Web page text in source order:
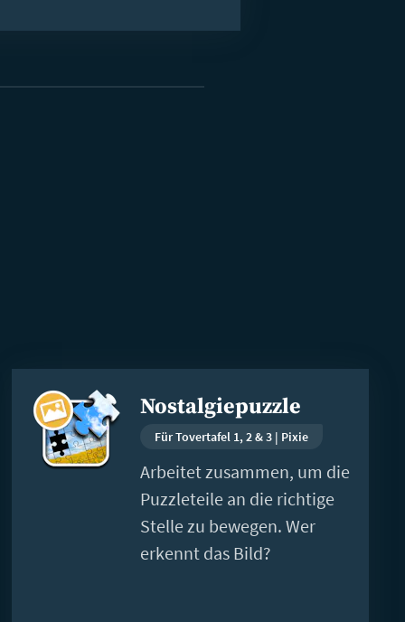
Nostalgiepuzzle
Für Tovertafel 1, 2 & 3 | Pixie
Arbeitet zusammen, um die
Puzzleteile an die richtige
Stelle zu bewegen. Wer
erkennt das Bild?